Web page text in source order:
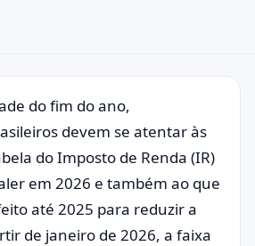
do fim do ano,
devem se atentar às
do Imposto de Renda (IR)
em 2026 e também ao que
até 2025 para reduzir a
de janeiro de 2026, a faixa